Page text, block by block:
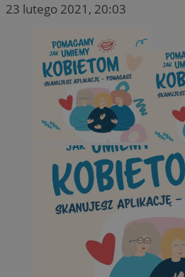
23 lutego 2021, 20:03